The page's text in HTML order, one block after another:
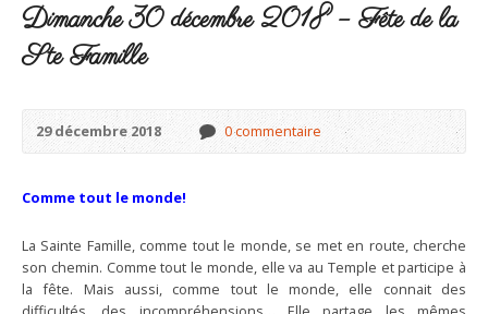
Dimanche 30 décembre 2018 – Fête de la
Ste Famille
29 décembre 2018 0 commentaire
Comme tout le monde!
La Sainte Famille, comme tout le monde, se met en route, cherche
son chemin. Comme tout le monde, elle va au Temple et participe à
la fête. Mais aussi, comme tout le monde, elle connait des